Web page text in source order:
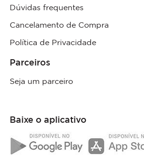
Dúvidas frequentes
Cancelamento de Compra
Política de Privacidade
Parceiros
Seja um parceiro
Baixe o aplicativo